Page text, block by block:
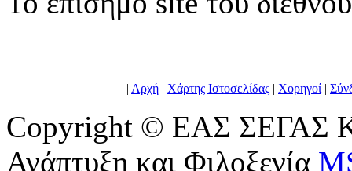
| Αρχή | Χάρτης Ιστοσελίδας | Χορηγοί |
Copyright © ΕΑΣ ΣΕΓΑΣ
Ανάπτυξη και Φιλοξενία